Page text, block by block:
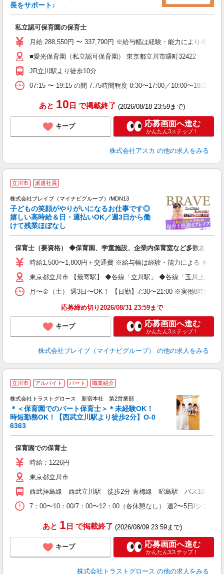
長をサポート♪
私立認可保育園の保育士
月給 288,550円 〜 337,790円 ※給与幅は経験・能力により考慮
■愛光保育園（私立認可保育園） 東京都立川市曙町32422
JR立川駅より徒歩10分
07:15 〜 19:15 の間 7.75時間程度 8:30〜17:00／10:00〜18:30／
あと 10 日 で掲載終了 (2026/08/18 23:59まで)
キープ 応募画面へ進む
かんたん3ステップ！
株式会社アスカ の他の求人をみる
立川市 派遣社員
株式会社ブレイブ（マイナビグループ）/MDN13
子どもの笑顔がやりがいになるお仕事です◎
嬉しい高時給＆日・週払いOK／週3日から働
けて残業ほぼなし
保育士（要資格） ◆保育園、学童施設、企業内保育室など多数あり
時給1,500〜1,800円＋交通費 ※給与幅は経験・能力による ◆支
東京都立川市 【最寄駅】 ◆各線「立川駅」 ◆各線「玉川上水駅
月〜金（土） 週3日〜OK！ 【日勤】7:30〜21:00 ※実働8時間勤
応募締め切り2026/08/31 23:59まで
キープ 応募画面へ進む
かんたん3ステップ！
株式会社ブレイブ（マイナビグループ） の他の求人をみる
立川市 アルバイト パート 職業紹介
株式会社トラストグロース 新宿本社 第2営業部
＊＜保育園でのパート保育士＞＊未経験OK！
時短勤務OK！【西武立川駅より徒歩2分】O-0
6363
保育園での保育士
時給：1226円
東京都立川市
西武拝島線 西武立川駅 徒歩2分 青梅線 昭島駅 バス10分
7：00〜10：00/7：00〜12：00（各休憩なし） 週2〜5日/シフト制
あと 1日 で掲載終了 (2026/08/09 23:59まで)
キープ 応募画面へ進む
かんたん3ステップ！
株式会社トラストグロース の他の求人をみる